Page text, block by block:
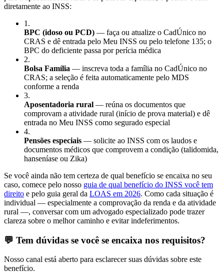
diretamente ao INSS:
1 .
BPC (idoso ou PCD) — faça ou atualize o CadÚnico no
CRAS e dê entrada pelo Meu INSS ou pelo telefone 135; o
BPC do deficiente passa por perícia médica
2.
Bolsa Família — inscreva toda a família no CadÚnico no
CRAS; a seleção é feita automaticamente pelo MDS
conforme a renda
3.
Aposentadoria rural — reúna os documentos que
comprovam a atividade rural (início de prova material) e dê
entrada no Meu INSS como segurado especial
4.
Pensões especiais — solicite ao INSS com os laudos e
documentos médicos que comprovem a condição (talidomida,
hanseníase ou Zika)
Se você ainda não tem certeza de qual benefício se encaixa no seu
caso, comece pelo nosso guia de qual benefício do INSS você tem
direito e pelo guia geral da LOAS em 2026. Como cada situação é
individual — especialmente a comprovação da renda e da atividade
rural —, conversar com um advogado especializado pode trazer
clareza sobre o melhor caminho e evitar indeferimentos.
💬 Tem dúvidas se você se encaixa nos requisitos?
Nosso canal está aberto para esclarecer suas dúvidas sobre este
benefício.